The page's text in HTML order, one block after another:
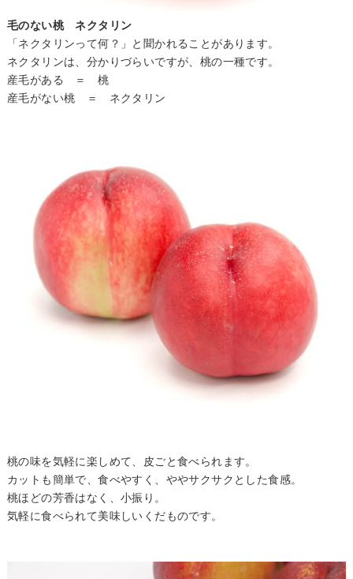
毛のない桃 ネクタリン
「ネクタリンって何？」と聞かれることがあります。
ネクタリンは、分かりづらいですが、桃の一種です。
産毛がある ＝ 桃
産毛がない桃 ＝ ネクタリン
桃の味を気軽に楽しめて、皮ごと食べられます。
カットも簡単で、食べやすく、ややサクサクとした食感。
桃ほどの芳香はなく、小振り。
気軽に食べられて美味しいくだものです。